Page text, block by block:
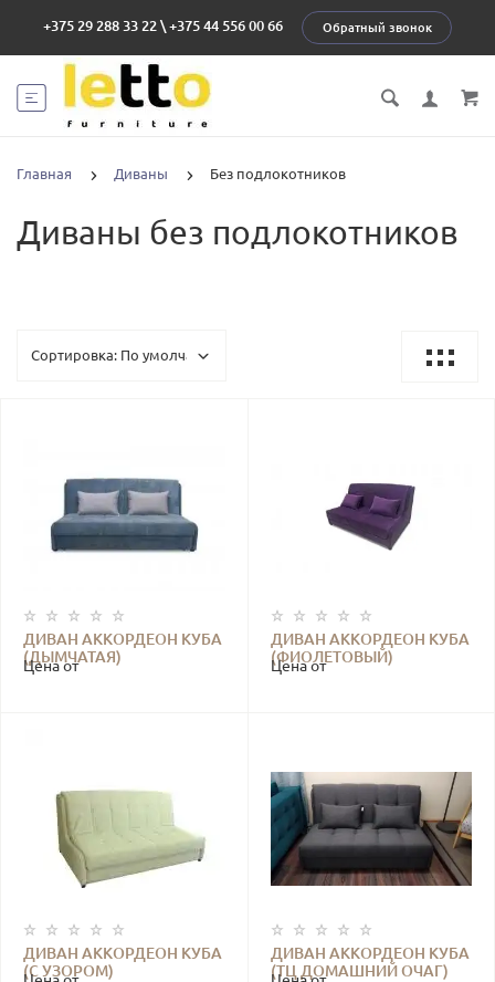
+375 29 288 33 22 \ +375 44 556 00 66 Обратный звонок
Главная Диваны Без подлокотников
Диваны без подлокотников
ДИВАН АККОРДЕОН КУБА
(ДЫМЧАТАЯ)
Цена от
ДИВАН АККОРДЕОН КУБА
(ФИОЛЕТОВЫЙ)
Цена от
ДИВАН АККОРДЕОН КУБА
(С УЗОРОМ)
ДИВАН АККОРДЕОН КУБА
(ТЦ ДОМАШНИЙ ОЧАГ)